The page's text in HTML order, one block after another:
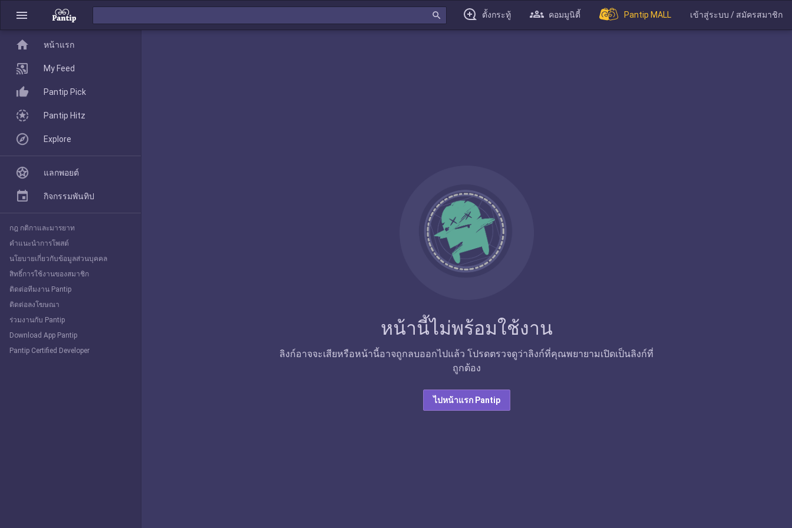
menu search ตั้งกระทู้ คอมมูนิตี้ Pantip MALL เข้าสู่ระบบ / สมัครสมาชิก
หน้านี้ไม่พร้อมใช้งาน
ลิงก์อาจจะเสียหรือหน้านี้อาจถูกลบออกไปแล้ว โปรดตรวจดูว่าลิงก์ที่คุณพยายามเปิดเป็นลิงก์ที่
ถูกต้อง
ไปหน้าแรก Pantip
home
Pantip Pick
Explore
home หน้าแรก
My Feed
Pantip Pick
Pantip Hitz
Explore
แลกพอยต์
กิจกรรมพันทิป
กฎ กติกาและมารยาท
คำแนะนำการโพสต์
นโยบายเกี่ยวกับข้อมูลส่วนบุคคล
สิทธิ์การใช้งานของสมาชิก
ติดต่อทีมงาน Pantip
ติดต่อลงโฆษณา
ร่วมงานกับ Pantip
Download App Pantip
Pantip Certified Developer